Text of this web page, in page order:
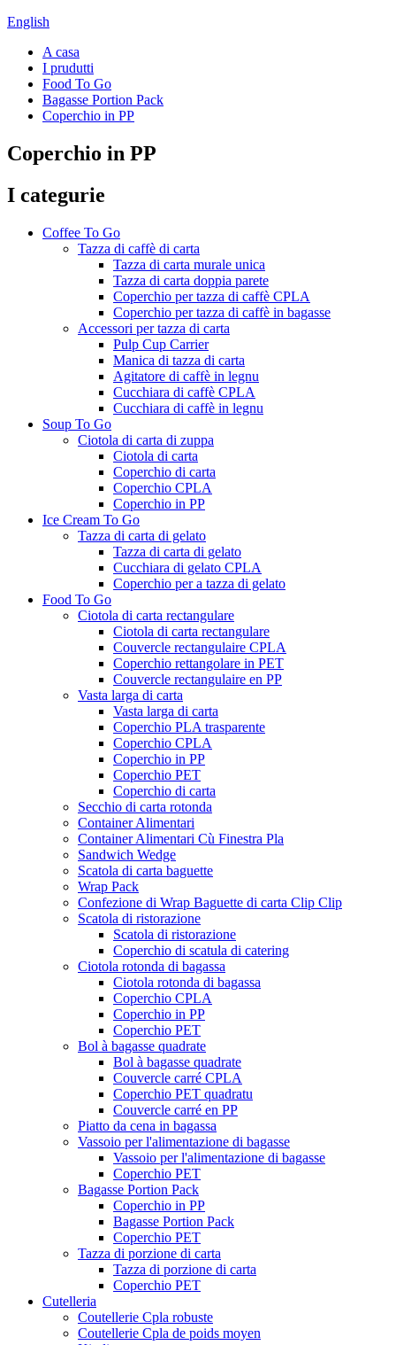
English
A casa
I prudutti
Food To Go
Bagasse Portion Pack
Coperchio in PP
Coperchio in PP
I categurie
Coffee To Go
Tazza di caffè di carta
Tazza di carta murale unica
Tazza di carta doppia parete
Coperchio per tazza di caffè CPLA
Coperchio per tazza di caffè in bagasse
Accessori per tazza di carta
Pulp Cup Carrier
Manica di tazza di carta
Agitatore di caffè in legnu
Cucchiara di caffè CPLA
Cucchiara di caffè in legnu
Soup To Go
Ciotola di carta di zuppa
Ciotola di carta
Coperchio di carta
Coperchio CPLA
Coperchio in PP
Ice Cream To Go
Tazza di carta di gelato
Tazza di carta di gelato
Cucchiara di gelato CPLA
Coperchio per a tazza di gelato
Food To Go
Ciotola di carta rectangulare
Ciotola di carta rectangulare
Couvercle rectangulaire CPLA
Coperchio rettangolare in PET
Couvercle rectangulaire en PP
Vasta larga di carta
Vasta larga di carta
Coperchio PLA trasparente
Coperchio CPLA
Coperchio in PP
Coperchio PET
Coperchio di carta
Secchio di carta rotonda
Container Alimentari
Container Alimentari Cù Finestra Pla
Sandwich Wedge
Scatola di carta baguette
Wrap Pack
Confezione di Wrap Baguette di carta Clip Clip
Scatola di ristorazione
Scatola di ristorazione
Coperchio di scatula di catering
Ciotola rotonda di bagassa
Ciotola rotonda di bagassa
Coperchio CPLA
Coperchio in PP
Coperchio PET
Bol à bagasse quadrate
Bol à bagasse quadrate
Couvercle carré CPLA
Coperchio PET quadratu
Couvercle carré en PP
Piatto da cena in bagassa
Vassoio per l'alimentazione di bagasse
Vassoio per l'alimentazione di bagasse
Coperchio PET
Bagasse Portion Pack
Coperchio in PP
Bagasse Portion Pack
Coperchio PET
Tazza di porzione di carta
Tazza di porzione di carta
Coperchio PET
Cutelleria
Coutellerie Cpla robuste
Coutellerie Cpla de poids moyen